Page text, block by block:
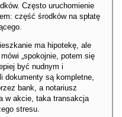
Często uruchomienie
część środków na spłatę
ma hipotekę, ale
„spokojnie, potem się
być nudnym i
dokumenty są kompletne,
bank, a notariusz
w akcie, taka transakcja
stresu.